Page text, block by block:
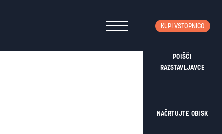
KUPI VSTOPNICO
POIŠČI
RAZSTAVLJAVCE
NAČRTUJTE OBISK